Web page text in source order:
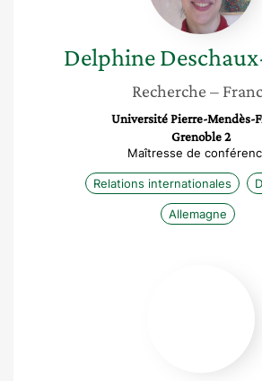
Delphine
Recherche –
Université Pierre-Mendès-
Grenoble 2
Maîtresse de
Relations internationales
Allemagne